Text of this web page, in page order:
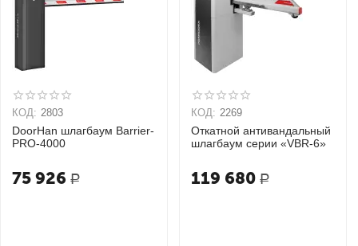
КОД: 2803
DoorHan шлагбаум Barrier-
PRO-4000
75 926 Р
КОД: 2269
Откатной антивандальный
шлагбаум серии «VBR-6»
119 680 Р